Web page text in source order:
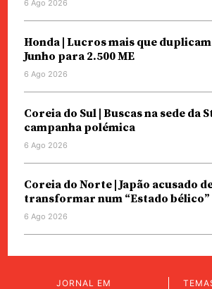
6 Ago 2026
Honda | Lucros mais que
Junho para 2.500 ME
6 Ago 2026
Coreia do Sul | Buscas na sede da
campanha polémica
6 Ago 2026
Coreia do Norte | Japão acusado
transformar num “Estado bélico”
6 Ago 2026
JORNAL EM